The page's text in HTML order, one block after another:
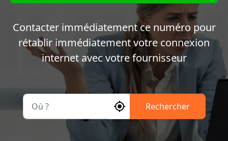
Contacter immédiatement ce numéro pour
rétablir immédiatement votre connexion
internet avec votre fournisseur
Rechercher